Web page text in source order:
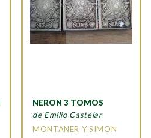
NERON 3 TOMOS
de Emilio Castelar
MONTANER Y SIMON